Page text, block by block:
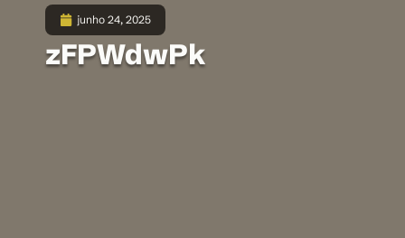
junho 24, 2025
zFPWdwPk